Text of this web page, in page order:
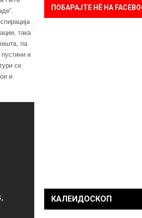
така
па
и
се
и
ПОБАРАЈТЕ НÈ НА
КАЛЕИДОСКОП